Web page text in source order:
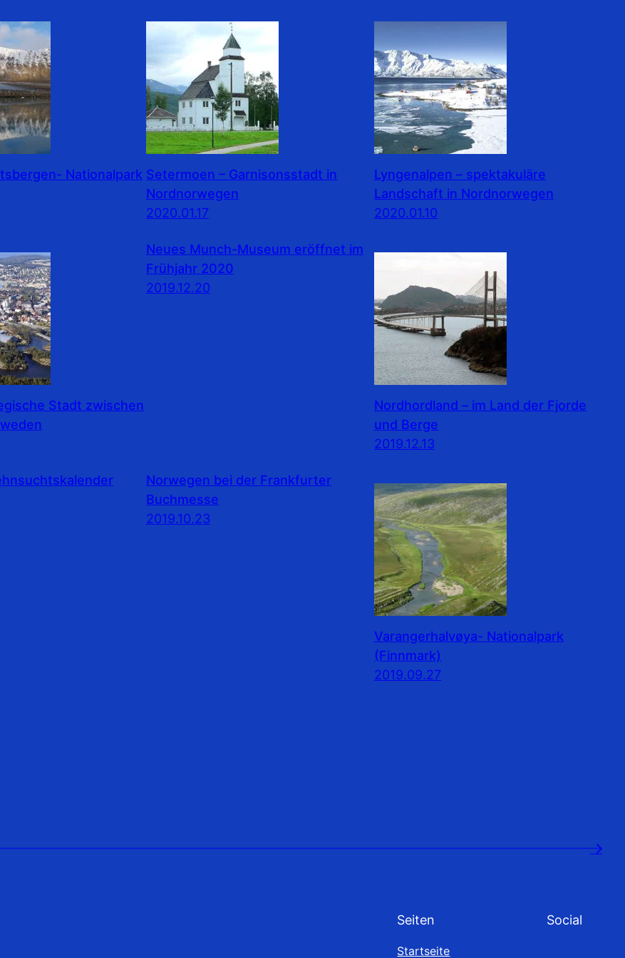
Nationalpark Setermoen – Garnisonsstadt in
Nordnorwegen
2020.01.17
Lyngenalpen – spektakuläre
Landschaft in Nordnorwegen
2020.01.10
Stadt zwischen
Neues Munch-Museum eröffnet im
Frühjahr 2020
2019.12.20
Nordhordland – im Land der Fjorde
und Berge
2019.12.13
Norwegen bei der Frankfurter
Buchmesse
2019.10.23
Varangerhalvøya- Nationalpark
(Finnmark)
2019.09.27
→
Seiten
Startseite
Social